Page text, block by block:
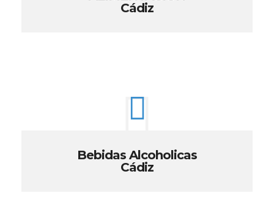
Cádiz
Bebidas Alcoholicas
Cádiz